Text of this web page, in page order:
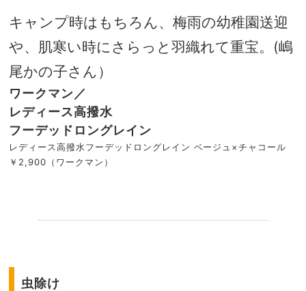
キャンプ時はもちろん、梅雨の幼稚園送迎
や、肌寒い時にさらっと羽織れて重宝。(嶋
尾かの子さん）
ワークマン／
レディース高撥水
フーデッドロングレイン
レディース高撥水フーデッドロングレイン ベージュ×チャコール
￥2,900（ワークマン）
虫除け